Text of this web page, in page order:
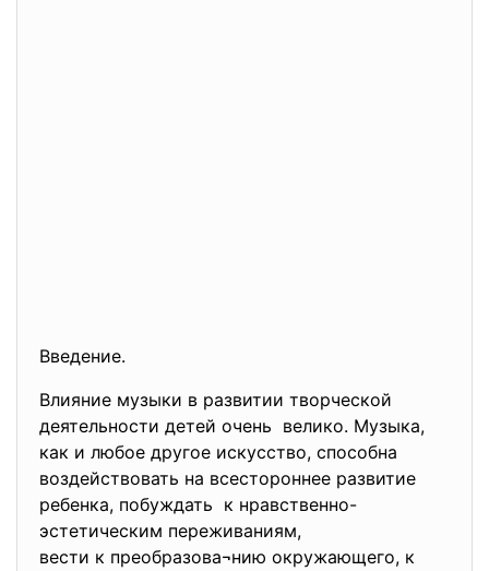
Введение.
Влияние музыки в развитии творческой
деятельности детей очень велико. Музыка,
как и любое другое искусство, способна
воздействовать на всестороннее развитие
ребенка, побуждать к нравственно-
эстетическим переживаниям,
вести к преобразова¬нию окружающего, к